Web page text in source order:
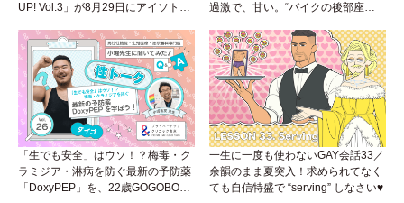
UP! Vol.3」が8月29日にアイソトー
過激で、甘い。“バイクの後部座
「生でも安全」はウソ！？梅毒・ク
ラミジア・淋病を防ぐ最新の予防薬
「DoxyPEP」を、22歳GOGOBOY
一生に一度も使わないGAY会話33／
余韻のまま夏突入！求められてなく
ても自信特盛で “serving” しなさい♥